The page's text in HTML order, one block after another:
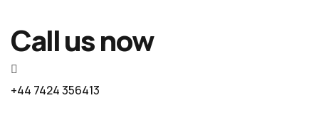
Call us now
+44 7424 356413